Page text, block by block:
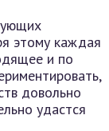
этому каждая
и по
довольно
удастся